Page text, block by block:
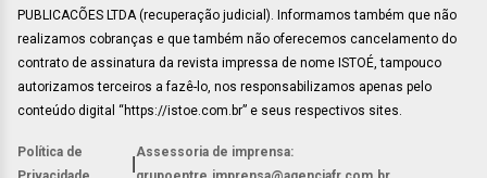
PUBLICACÕES LTDA (recuperação judicial). Informamos também que não
realizamos cobranças e que também não oferecemos cancelamento do
contrato de assinatura da revista impressa de nome ISTOÉ, tampouco
autorizamos terceiros a fazê-lo, nos responsabilizamos apenas pelo
conteúdo digital “https://istoe.com.br” e seus respectivos sites.
Política de
Assessoria de imprensa: